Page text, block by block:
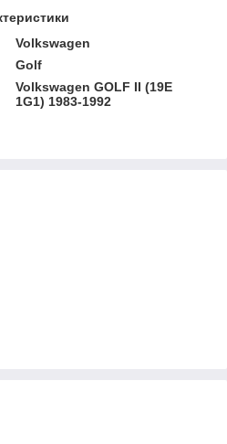
Volkswagen
Golf
Volkswagen GOLF II (19E
1G1) 1983-1992